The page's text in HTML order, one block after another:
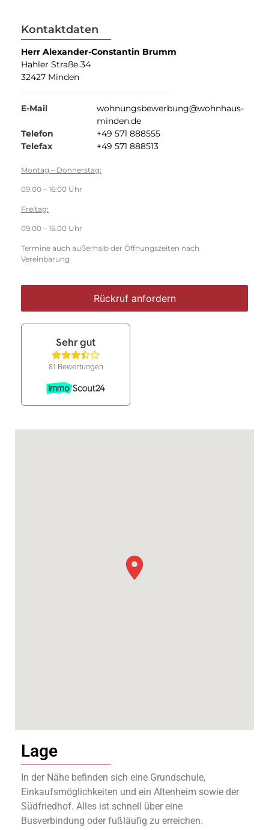
Kontaktdaten
Herr Alexander-Constantin Brumm
Hahler Straße 34
32427 Minden
E-Mail
wohnungsbewerbung@wohnhaus-
minden.de
Telefon
+49 571 888555
Telefax
+49 571 888513
Montag – Donnerstag:
09.00 – 16:00 Uhr
Freitag:
09.00 – 15.00 Uhr
Termine auch außerhalb der Öffnungszeiten nach
Vereinbarung
Rückruf anfordern
Lage
In der Nähe befinden sich eine Grundschule,
Einkaufsmöglichkeiten und ein Altenheim sowie der
Südfriedhof. Alles ist schnell über eine
Busverbindung oder fußläufig zu erreichen.